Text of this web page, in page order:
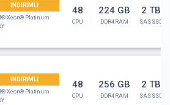
İNDİRİMLİ
Xeon® Platinum
48
CPU
224 GB
DDR4 RAM
2 TB
SAS SSD
İNDİRİMLİ
Xeon® Platinum
48
CPU
256 GB
DDR4 RAM
2 TB
SAS SSD